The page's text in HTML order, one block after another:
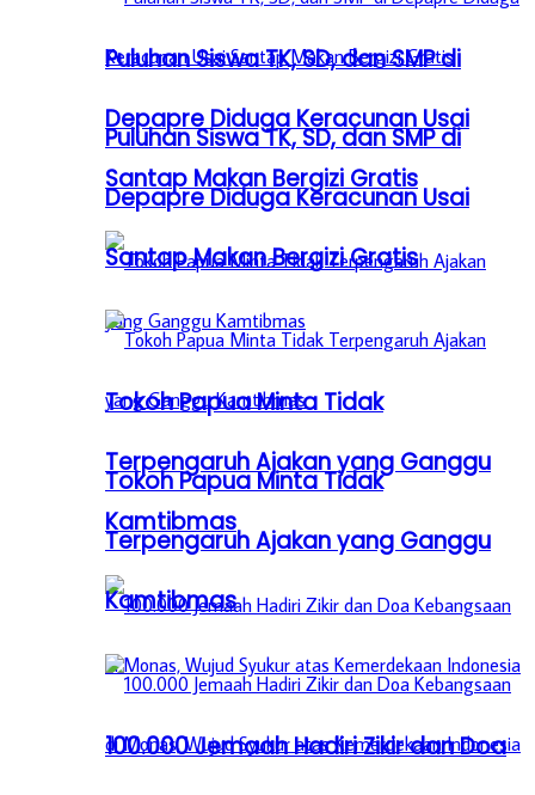
Puluhan Siswa TK, SD, dan SMP di
Depapre Diduga Keracunan Usai
Santap Makan Bergizi Gratis
Tokoh Papua Minta Tidak
Terpengaruh Ajakan yang Ganggu
Kamtibmas
100.000 Jemaah Hadiri Zikir dan Doa
Puluhan Siswa TK, SD, dan SMP di
Depapre Diduga Keracunan Usai
Santap Makan Bergizi Gratis
Tokoh Papua Minta Tidak
Terpengaruh Ajakan yang Ganggu
Kamtibmas